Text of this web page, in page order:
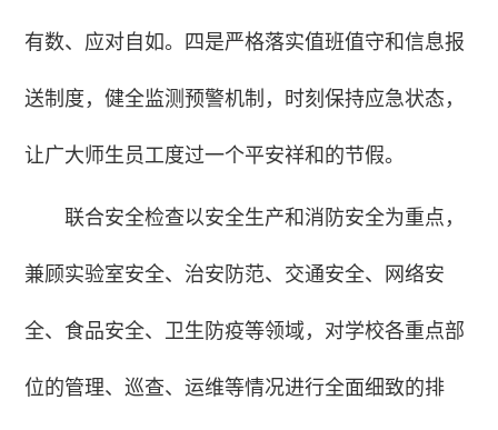
有数、应对自如。四是严格落实值班值守和信息报
送制度，健全监测预警机制，时刻保持应急状态，
让广大师生员工度过一个平安祥和的节假。
联合安全检查以安全生产和消防安全为重点，
兼顾实验室安全、治安防范、交通安全、网络安
全、食品安全、卫生防疫等领域，对学校各重点部
位的管理、巡查、运维等情况进行全面细致的排